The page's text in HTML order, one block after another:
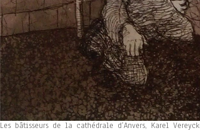
Les bâtisseurs de la cathédrale d’Anvers, Karel